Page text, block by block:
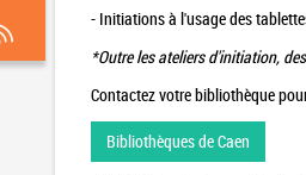
- Initiations à l'usage des
*Outre les ateliers d'initiation,
Contactez votre bibliothèque
Bibliothèques de Caen